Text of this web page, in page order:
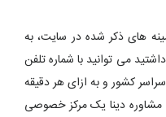
های ذکر شده در سایت، به
می توانید با شماره تلفن
از سراسر کشور و به ازای هر دقیقه
مشاوره دینا یک مرکز خصوصی